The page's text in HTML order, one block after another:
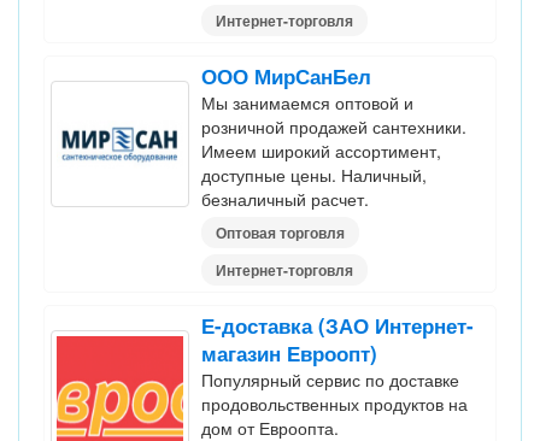
Интернет-торговля
ООО МирСанБел
Мы занимаемся оптовой и
розничной продажей сантехники.
Имеем широкий ассортимент,
доступные цены. Наличный,
безналичный расчет.
Оптовая торговля
Интернет-торговля
Е-доставка (ЗАО Интернет-
магазин Евроопт)
Популярный сервис по доставке
продовольственных продуктов на
дом от Евроопта.